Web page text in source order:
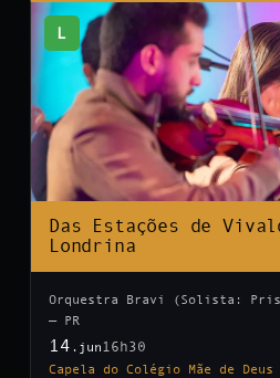
L
Das Estações de
Londrina
Orquestra Bravi (Solista:
— PR
14 .jun 16h30
Capela do Colégio Mãe de Deus